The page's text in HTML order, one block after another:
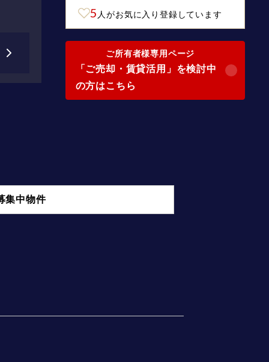
5 人がお気に入り登録しています
ご所有者様専用ページ
「ご売却・賃貸活用」を検討中
の方はこちら
集中物件